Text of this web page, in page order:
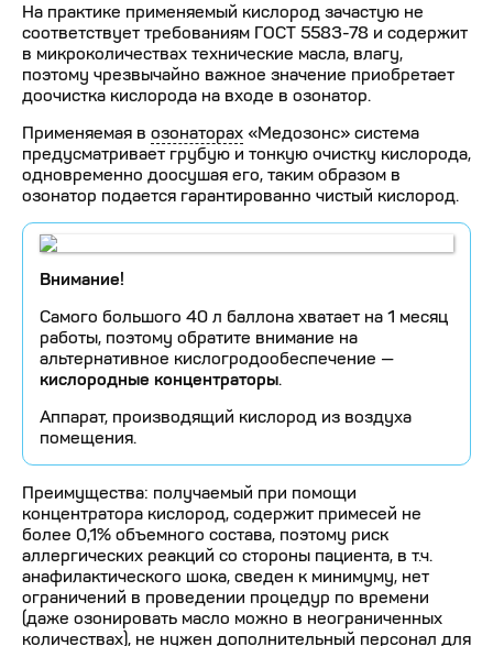
На практике применяемый кислород зачастую не
соответствует требованиям ГОСТ 5583-78 и содержит
в микроколичествах технические масла, влагу,
поэтому чрезвычайно важное значение приобретает
доочистка кислорода на входе в озонатор.
Применяемая в озонаторах «Медозонс» система
предусматривает грубую и тонкую очистку кислорода,
одновременно доосушая его, таким образом в
озонатор подается гарантированно чистый кислород.
Внимание!
Самого большого 40 л баллона хватает на 1 месяц
работы, поэтому обратите внимание на
альтернативное кислогродообеспечение —
кислородные концентраторы.
Аппарат, производящий кислород из воздуха
помещения.
Преимущества: получаемый при помощи
концентратора кислород, содержит примесей не
более 0,1% объемного состава, поэтому риск
аллергических реакций со стороны пациента, в т.ч.
анафилактического шока, сведен к минимуму, нет
ограничений в проведении процедур по времени
(даже озонировать масло можно в неограниченных
количествах), не нужен дополнительный персонал для